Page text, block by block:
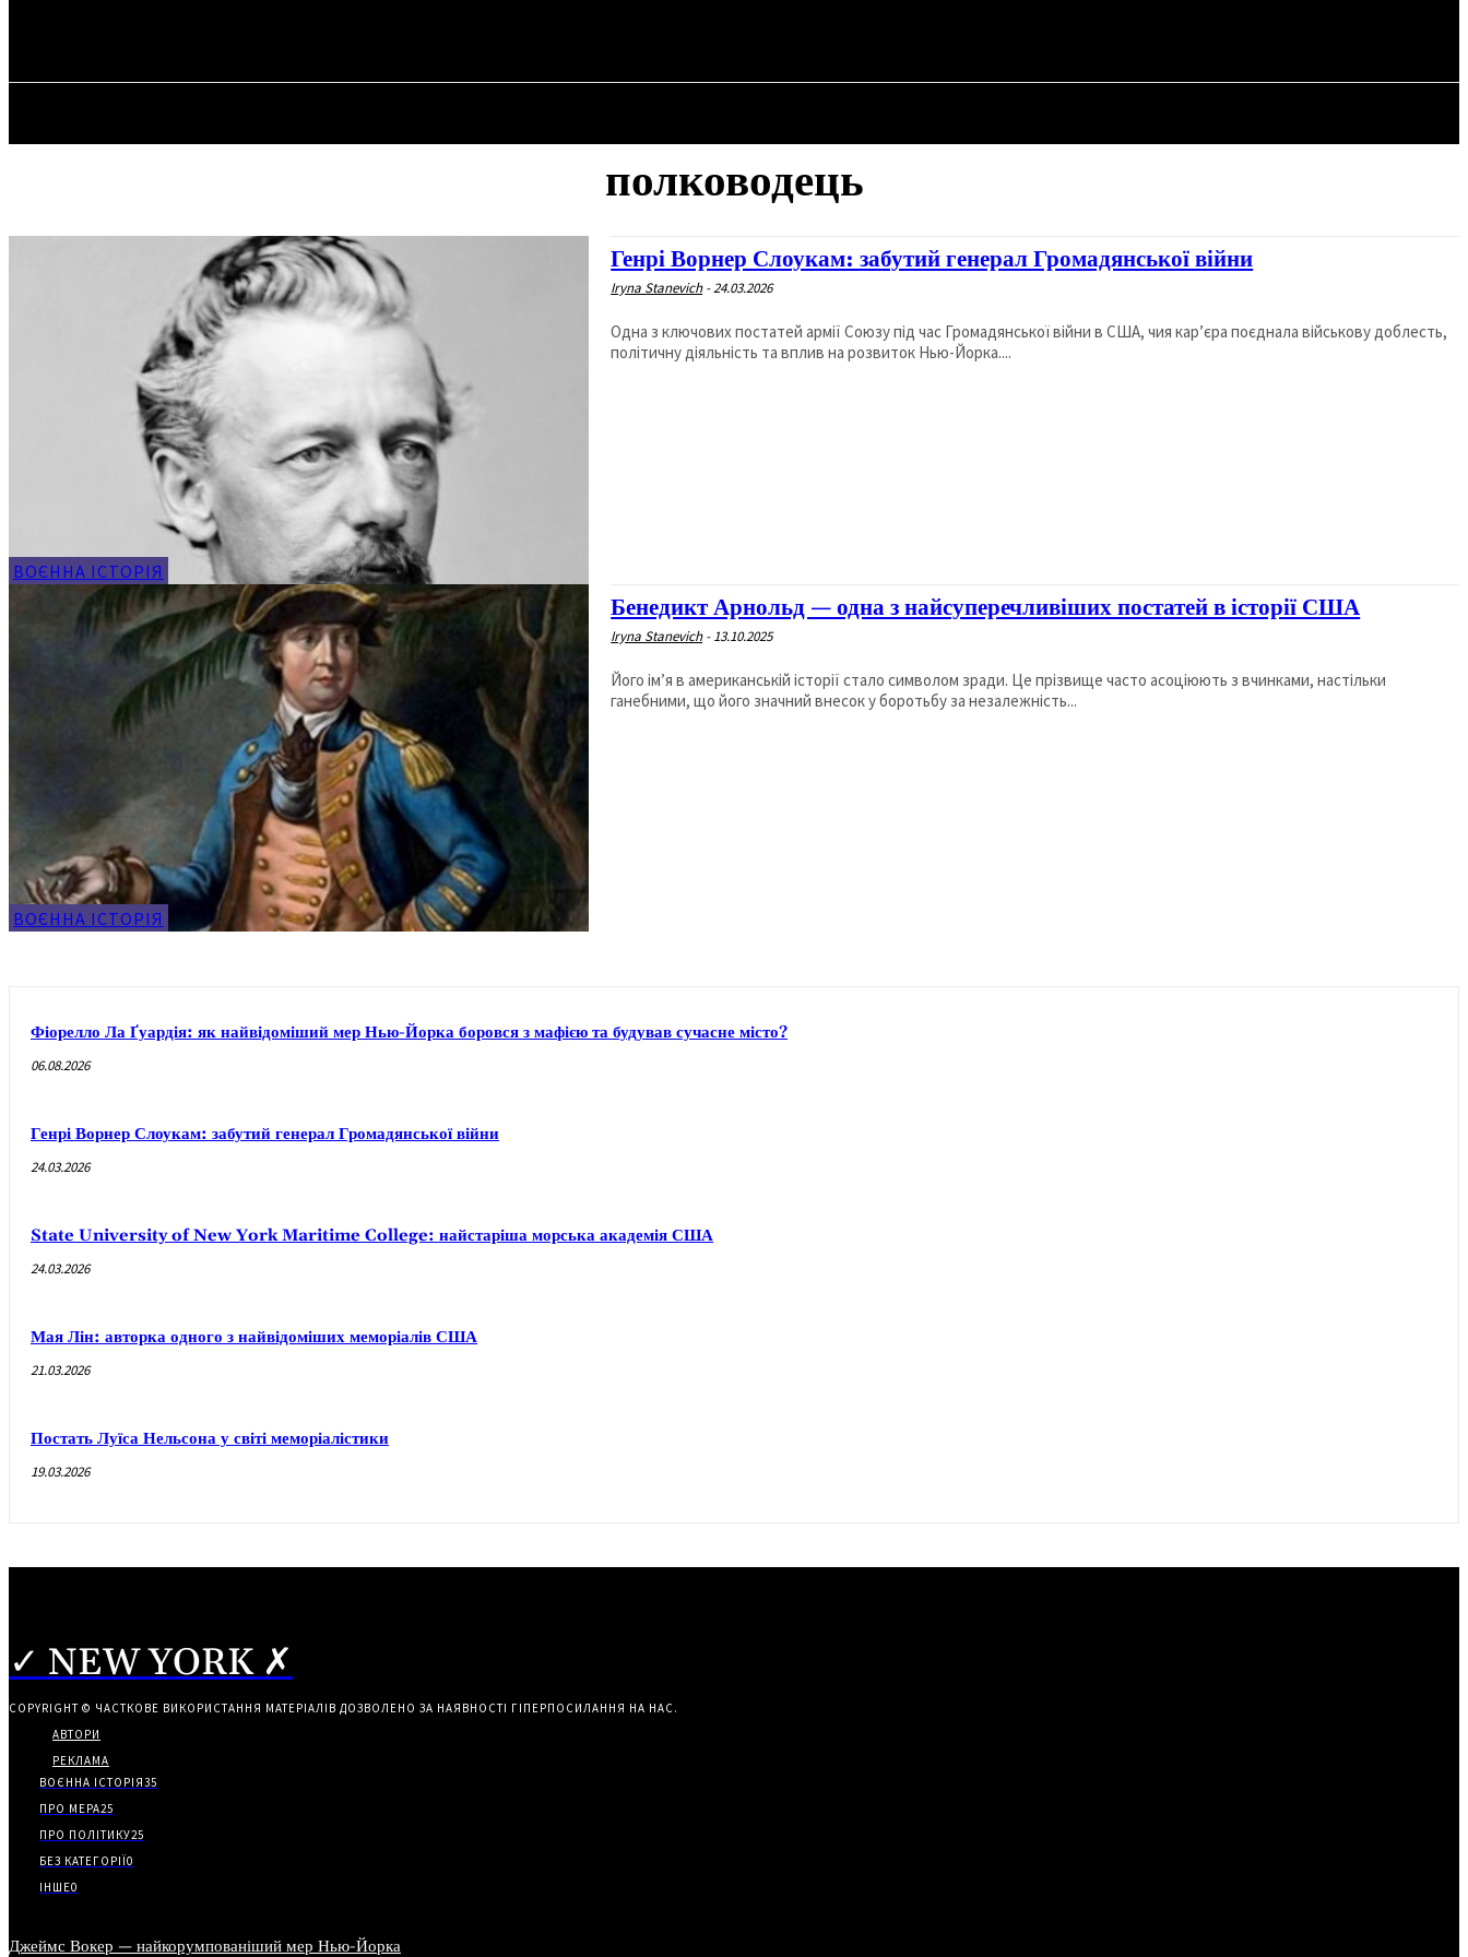
полководець
ВОЄННА ІСТОРІЯ
Генрі Ворнер Слоукам: забутий генерал Громадянської війни
Iryna Stanevich -24.03.2026
Одна з ключових постатей армії Союзу під час Громадянської війни в США, чия кар’єра поєднала військову доблесть,
політичну діяльність та вплив на розвиток Нью-Йорка....
ВОЄННА ІСТОРІЯ
Бенедикт Арнольд — одна з найсуперечливіших постатей в історії США
Iryna Stanevich - 13.10.2025
Його імʼя в американській історії стало символом зради. Це прізвище часто асоціюють з вчинками, настільки
ганебними, що його значний внесок у боротьбу за незалежність...
Фіорелло Ла Ґуардія: як найвідоміший мер Нью-Йорка боровся з мафією та будував сучасне місто?
06.08.2026
Генрі Ворнер Слоукам: забутий генерал Громадянської війни
24.03.2026
State University of New York Maritime College: найстаріша морська академія США
24.03.2026
Мая Лін: авторка одного з найвідоміших меморіалів США
21.03.2026
Постать Луїса Нельсона у світі меморіалістики
19.03.2026
✓ NEW YORK ✗
COPYRIGHT © ЧАСТКОВЕ ВИКОРИСТАННЯ МАТЕРІАЛІВ ДОЗВОЛЕНО ЗА НАЯВНОСТІ ГІПЕРПОСИЛАННЯ НА НАС.
АВТОРИ
РЕКЛАМА
ВОЄННА ІСТОРІЯ35
ПРО МЕРА25
ПРО ПОЛІТИКУ25
БЕЗ КАТЕГОРІЇ0
ІНШЕ0
Джеймс Вокер — найкорумпованіший мер Нью-Йорка